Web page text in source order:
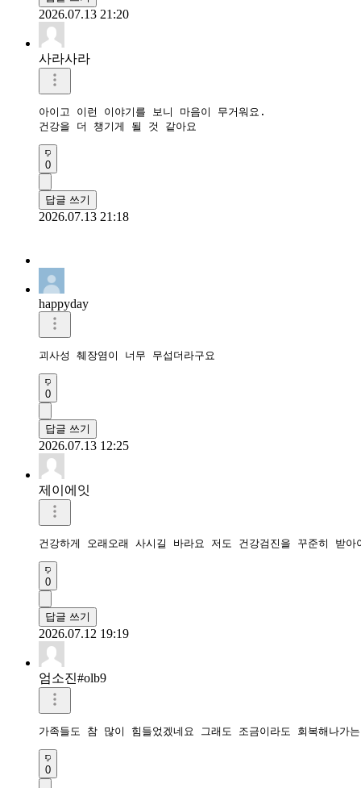
2026.07.13 21:20
사라사라
아이고 이런 이야기를 보니 마음이 무거워요.
건강을 더 챙기게 될 것 같아요
0
답글 쓰기
2026.07.13 21:18
happyday
괴사성 췌장염이 너무 무섭더라구요
0
답글 쓰기
2026.07.13 12:25
제이에잇
건강하게 오래오래 사시길 바라요 저도 건강검진을 꾸준히 받아
0
답글 쓰기
2026.07.12 19:19
엄소진#olb9
가족들도 참 많이 힘들었겠네요 그래도 조금이라도 회복해나가
0